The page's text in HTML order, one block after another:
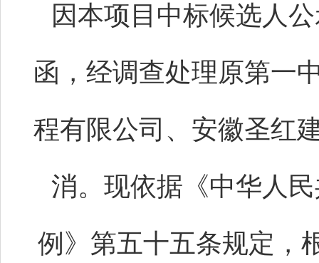
因本项目中标候选人
函，经调查处理原第一
程有限公司、安徽圣红
消。现依据《中华人
例》第五十五条规定，